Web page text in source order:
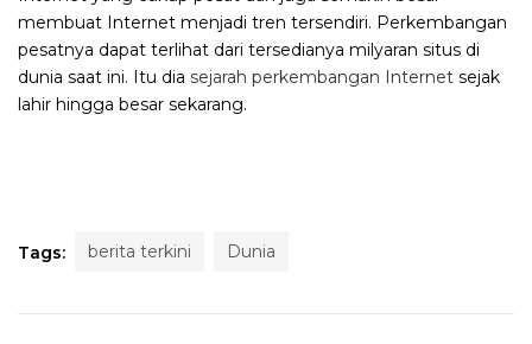
membuat Internet menjadi tren tersendiri. Perkembangan
pesatnya dapat terlihat dari tersedianya milyaran situs di
dunia saat ini. Itu dia sejarah perkembangan Internet sejak
lahir hingga besar sekarang.
Tags: berita terkini Dunia